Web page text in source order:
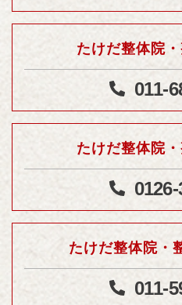
たけだ整体院
011-
たけだ整体院
たけだ整体院・
011-